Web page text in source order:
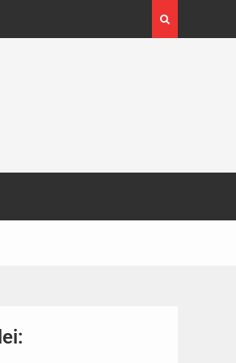
Expoziția Brâncuși de la Timișoara a atras
de vizitatori